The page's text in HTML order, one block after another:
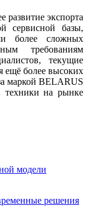
развитие экспорта
сервисной базы,
более сложных
требованиям
текущие
ещё более высоких
маркой BELARUS
техники на рынке
модели
решения